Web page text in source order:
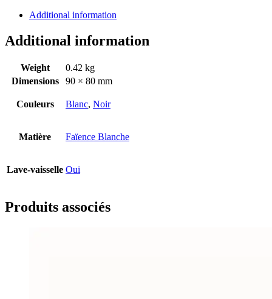
Additional information
Additional information
Weight
0.42 kg
Dimensions
90 × 80 mm
Couleurs Blanc, Noir
Matière Faïence Blanche
Lave-vaisselle Oui
Produits associés